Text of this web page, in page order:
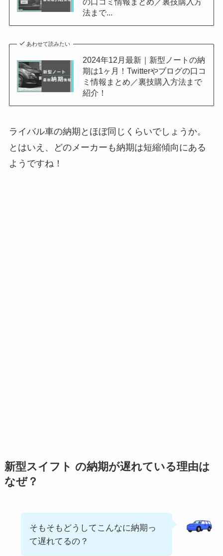
法まで...
あわせて読みたい
2024年12月最新｜新型ノートの納
期は1ヶ月！Twitterやブログの口コ
ミ情報まとめ／裏技購入方法まで
紹介！
ライバル車の納期とほぼ同じくらいでしょうか。
とはいえ、どのメーカーも納期は短縮傾向にある
ようですね！
新型スイフト の納期が遅れている理由は
なぜ？
そもそもどうしてこんなに納期っ
て遅れてるの？